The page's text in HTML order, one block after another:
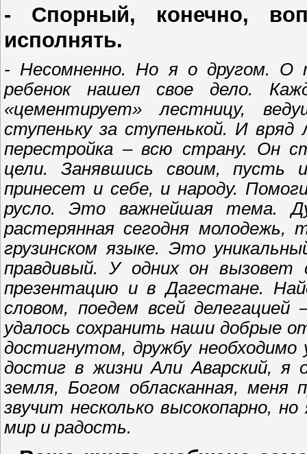
- Спорный, конечно,
исполнять.
- Несомненно. Но я о другом. О
ребенок нашел свое дело.
«цементирует» лестницу,
ступеньку за ступенькой. И
перестройка – всю страну. Он
цели. Занявшись своим, пусть
принесет и себе, и народу.
русло. Это важнейшая тема.
растерянная сегодня
грузинском языке. Это
правдивый. У одних он
презентацию и в Дагестане.
словом, поедем всей
удалось сохранить наши добрые
достигнутом, дружбу
достиг в жизни Али Аварский, я
земля, Богом обласканная,
звучит несколько высокопарно,
мир и радость.